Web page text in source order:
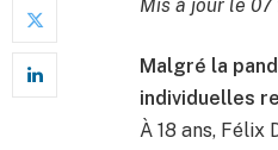
Mis à jour le 07
Malgré la
individuelles
À 18 ans, Félix